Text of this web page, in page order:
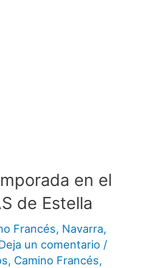
en el
de Estella
Francés, Navarra,
un comentario /
, Camino Francés,